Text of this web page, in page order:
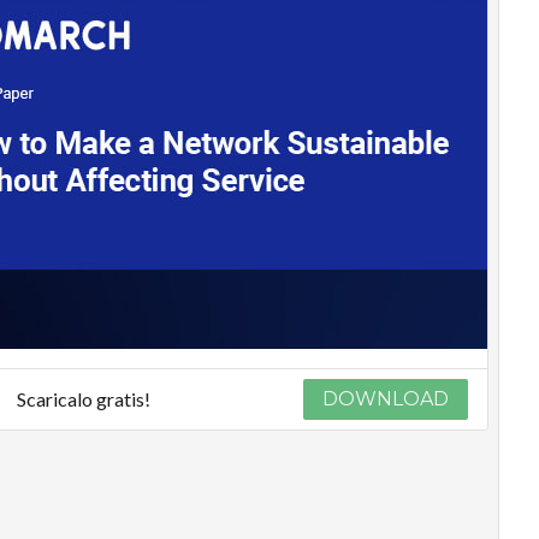
Scaricalo gratis! DOWNLOAD